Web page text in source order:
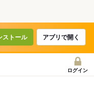
ストール アプリで開く
ログイン